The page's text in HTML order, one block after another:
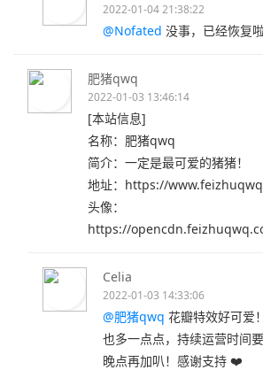
2022-01-04 21:38:22
@Nofated 没事，已经恢复啦
肥猪qwq
2022-01-03 13:46:14
[本站信息]
名称：肥猪qwq
简介：一定是最可爱的猪猪！
地址：https://
头像：
https://
Celia
2022-01-03 14:33:06
@肥猪qwq 花瓣特效好可爱
也多一点点，持续运营时间
晚点再加叭！感谢支持 ❤️